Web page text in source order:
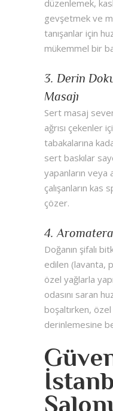
düzenlemek,
gevşetmek ve
tanışanlar için
mükemmel bir
3. Derin
Masajı
Sert masaj
ağrısı çekenler
tabakalarına
sert baskılar
yapanların veya
çalışanların kas
çözer.
4.
Doğanın şifalı
edilen (lavanta,
özel yağlarla
odasını saran
boşaltırken,
derinlemesine